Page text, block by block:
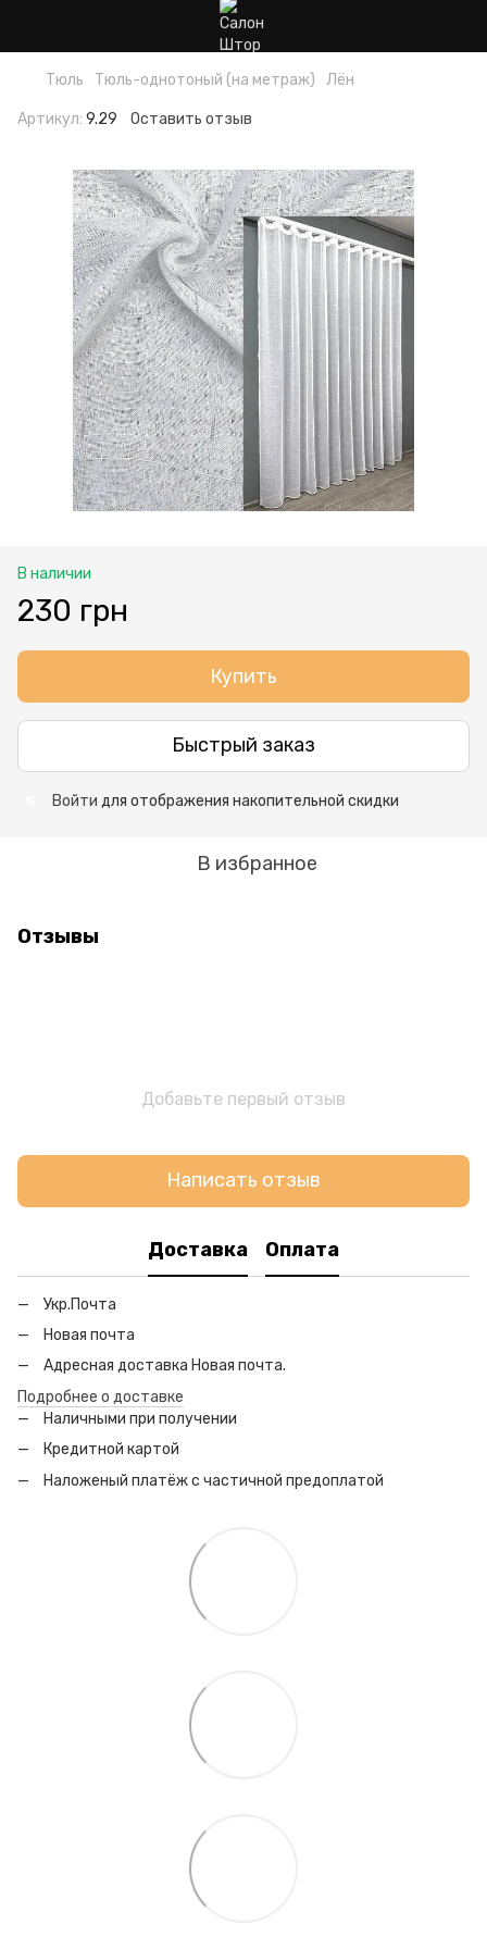
Тюль Тюль-однотоный (на метраж) Лён
Артикул: 9.29 Оставить отзыв
В наличии
230 грн
Купить
Быстрый заказ
Войти для отображения накопительной скидки
В избранное
Отзывы
Добавьте первый отзыв
Написать отзыв
Доставка Оплата
Укр.Почта
Новая почта
Адресная доставка Новая почта.
Подробнее о доставке
Наличными при получении
Кредитной картой
Наложеный платёж с частичной предоплатой